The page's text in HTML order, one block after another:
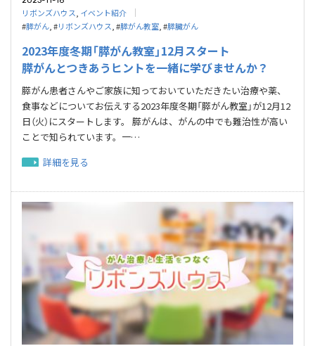
リボンズハウス, イベント紹介
#膵がん, #リボンズハウス, #膵がん教室, #膵臓がん
2023年度冬期「膵がん教室」12月スタート
膵がんとつきあうヒントを一緒に学びませんか？
膵がん患者さんやご家族に知っておいていただきたい治療や薬、
食事などについてお伝えする2023年度冬期「膵がん教室」が12月12
日（火）にスタートします。 膵がんは、がんの中でも難治性が高い
ことで知られています。一…
詳細を見る